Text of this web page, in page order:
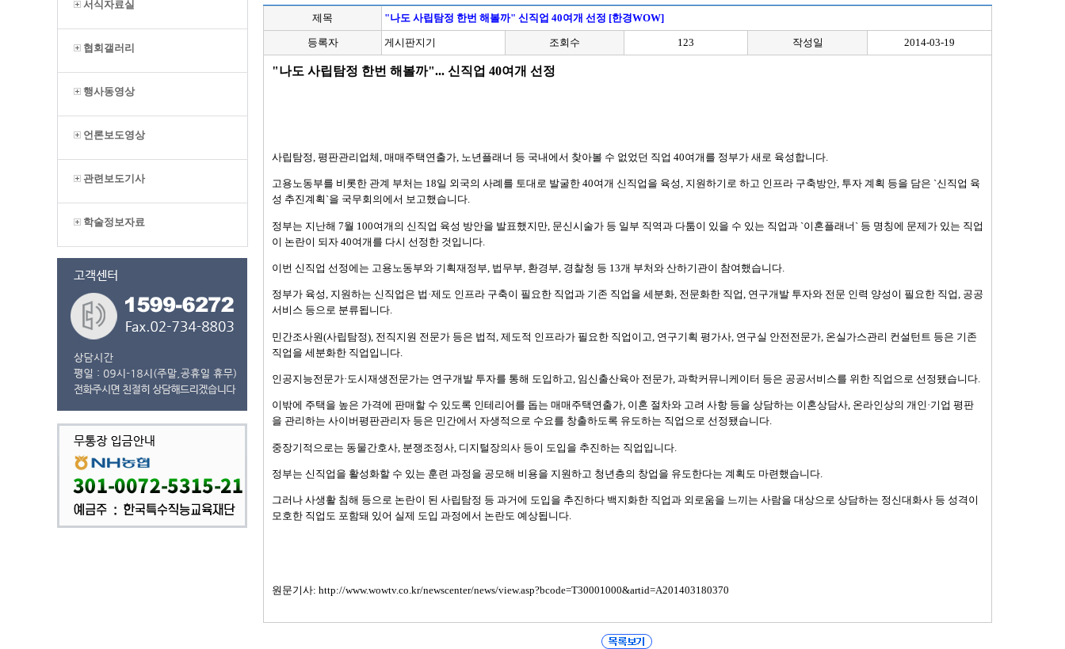
서식자료실
협회갤러리
행사동영상
언론보도영상
관련보도기사
학술정보자료
제목 "나도 사립탐정 한번 해볼까" 신직업 40여개 선정 [한경WOW]
등록자 게시판지기 조회수 123 작성일 2014-03-19
"나도 사립탐정 한번 해볼까"... 신직업 40여개 선정
사립탐정, 평판관리업체, 매매주택연출가, 노년플래너 등 국내에서 찾아볼 수 없었던 직업 40여개를 정부가 새로 육성합니다.
고용노동부를 비롯한 관계 부처는 18일 외국의 사례를 토대로 발굴한 40여개 신직업을 육성, 지원하기로 하고 인프라 구축방안, 투자 계획 등을 담은 `신직업 육
성 추진계획`을 국무회의에서 보고했습니다.
정부는 지난해 7월 100여개의 신직업 육성 방안을 발표했지만, 문신시술가 등 일부 직역과 다툼이 있을 수 있는 직업과 `이혼플래너` 등 명칭에 문제가 있는 직업
이 논란이 되자 40여개를 다시 선정한 것입니다.
이번 신직업 선정에는 고용노동부와 기획재정부, 법무부, 환경부, 경찰청 등 13개 부처와 산하기관이 참여했습니다.
정부가 육성, 지원하는 신직업은 법·제도 인프라 구축이 필요한 직업과 기존 직업을 세분화, 전문화한 직업, 연구개발 투자와 전문 인력 양성이 필요한 직업, 공공
서비스 등으로 분류됩니다.
민간조사원(사립탐정), 전직지원 전문가 등은 법적, 제도적 인프라가 필요한 직업이고, 연구기획 평가사, 연구실 안전전문가, 온실가스관리 컨설턴트 등은 기존
직업을 세분화한 직업입니다.
인공지능전문가·도시재생전문가는 연구개발 투자를 통해 도입하고, 임신출산육아 전문가, 과학커뮤니케이터 등은 공공서비스를 위한 직업으로 선정됐습니다.
이밖에 주택을 높은 가격에 판매할 수 있도록 인테리어를 돕는 매매주택연출가, 이혼 절차와 고려 사항 등을 상담하는 이혼상담사, 온라인상의 개인·기업 평판
을 관리하는 사이버평판관리자 등은 민간에서 자생적으로 수요를 창출하도록 유도하는 직업으로 선정됐습니다.
중장기적으로는 동물간호사, 분쟁조정사, 디지털장의사 등이 도입을 추진하는 직업입니다.
정부는 신직업을 활성화할 수 있는 훈련 과정을 공모해 비용을 지원하고 청년층의 창업을 유도한다는 계획도 마련했습니다.
그러나 사생활 침해 등으로 논란이 된 사립탐정 등 과거에 도입을 추진하다 백지화한 직업과 외로움을 느끼는 사람을 대상으로 상담하는 정신대화사 등 성격이
모호한 직업도 포함돼 있어 실제 도입 과정에서 논란도 예상됩니다.
원문기사: http://www.wowtv.co.kr/newscenter/news/view.asp?bcode=T30001000&artid=A201403180370